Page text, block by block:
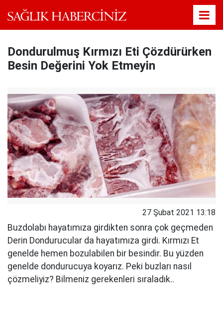
Dondurulmuş Kırmızı Eti Çözdürürken
Besin Değerini Yok Etmeyin
27 Şubat 2021 13:18
Buzdolabı hayatımıza girdikten sonra çok geçmeden
Derin Dondurucular da hayatımıza girdi. Kırmızı Et
genelde hemen bozulabilen bir besindir. Bu yüzden
genelde dondurucuya koyarız. Peki buzları nasıl
çözmeliyiz? Bilmeniz gerekenleri sıraladık..